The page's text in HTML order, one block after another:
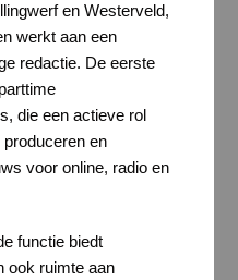
en Westerveld,
werkt aan een
redactie. De eerste
die een actieve rol
en
voor online, radio en
functie biedt
ook ruimte aan